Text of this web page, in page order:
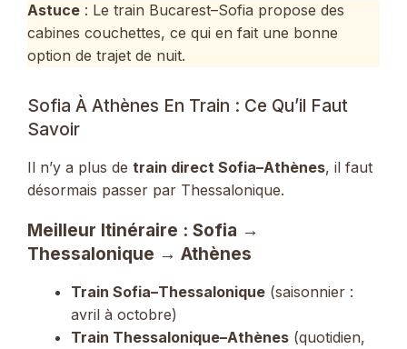
Astuce : Le train Bucarest–Sofia propose des
cabines couchettes, ce qui en fait une bonne
option de trajet de nuit.
Sofia À Athènes En Train : Ce Qu’il Faut
Savoir
Il n’y a plus de train direct Sofia–Athènes, il faut
désormais passer par Thessalonique.
Meilleur Itinéraire : Sofia →
Thessalonique → Athènes
Train Sofia–Thessalonique (saisonnier :
avril à octobre)
Train Thessalonique–Athènes (quotidien,